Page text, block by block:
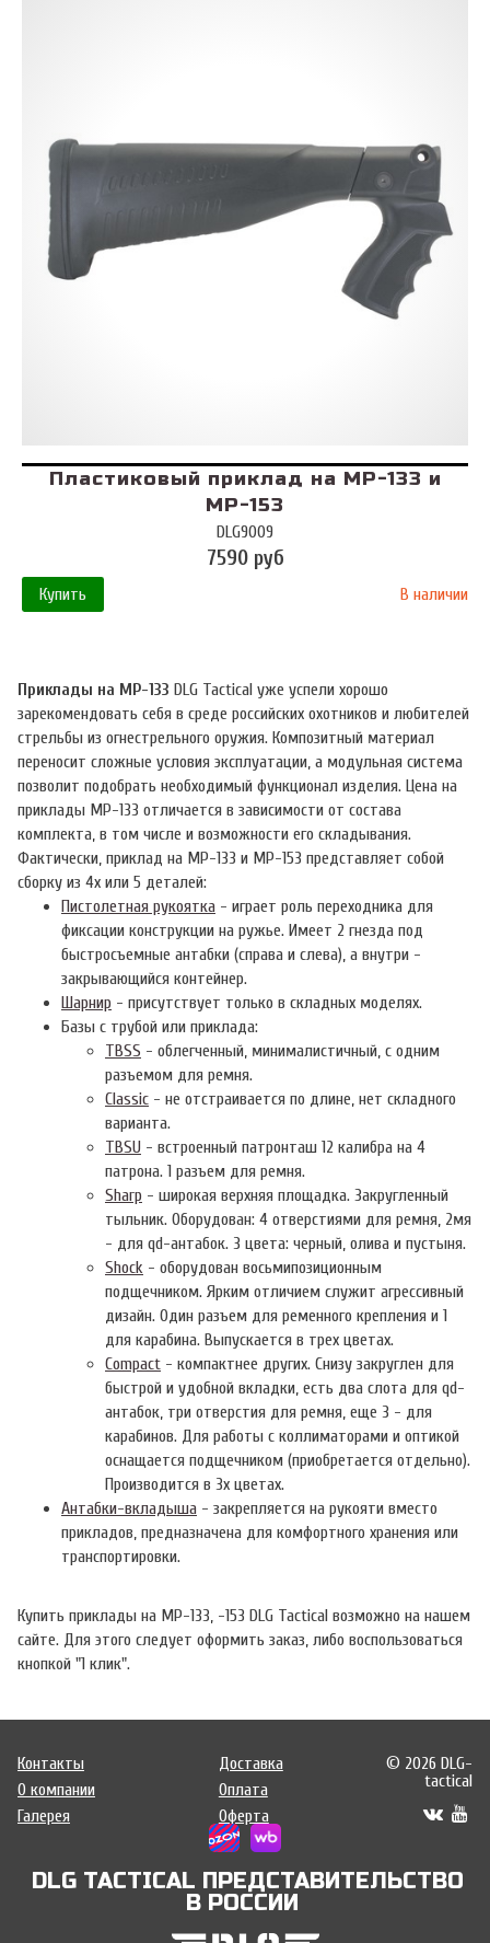
Пластиковый приклад на МР-133 и
МР-153
DLG9009
7590 руб
Купить В наличии
Приклады на МР-133 DLG Tactical уже успели хорошо
зарекомендовать себя в среде российских охотников и любителей
стрельбы из огнестрельного оружия. Композитный материал
переносит сложные условия эксплуатации, а модульная система
позволит подобрать необходимый функционал изделия. Цена на
приклады МР-133 отличается в зависимости от состава
комплекта, в том числе и возможности его складывания.
Фактически, приклад на МР-133 и МР-153 представляет собой
сборку из 4х или 5 деталей:
Пистолетная рукоятка - играет роль переходника для
фиксации конструкции на ружье. Имеет 2 гнезда под
быстросъемные антабки (справа и слева), а внутри -
закрывающийся контейнер.
Шарнир - присутствует только в складных моделях.
Базы с трубой или приклада:
TBSS - облегченный, минималистичный, с одним
разъемом для ремня.
Classic - не отстраивается по длине, нет складного
варианта.
TBSU - встроенный патронташ 12 калибра на 4
патрона. 1 разъем для ремня.
Sharp - широкая верхняя площадка. Закругленный
тыльник. Оборудован: 4 отверстиями для ремня, 2мя
- для qd-антабок. 3 цвета: черный, олива и пустыня.
Shock - оборудован восьмипозиционным
подщечником. Ярким отличием служит агрессивный
дизайн. Один разъем для ременного крепления и 1
для карабина. Выпускается в трех цветах.
Compact - компактнее других. Снизу закруглен для
быстрой и удобной вкладки, есть два слота для qd-
антабок, три отверстия для ремня, еще 3 - для
карабинов. Для работы с коллиматорами и оптикой
оснащается подщечником (приобретается отдельно).
Производится в 3х цветах.
Антабки-вкладыша - закрепляется на рукояти вместо
прикладов, предназначена для комфортного хранения или
транспортировки.
Купить приклады на МР-133, -153 DLG Tactical возможно на нашем
сайте. Для этого следует оформить заказ, либо воспользоваться
кнопкой "1 клик".
Контакты
О компании
Галерея
Доставка
Оплата
Оферта
© 2026 DLG-
tactical
DLG TACTICAL ПРЕДСТАВИТЕЛЬСТВО
В РОССИИ